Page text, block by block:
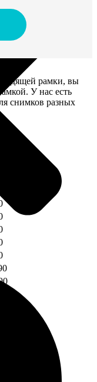
рамки, вы
У нас есть
снимков разных